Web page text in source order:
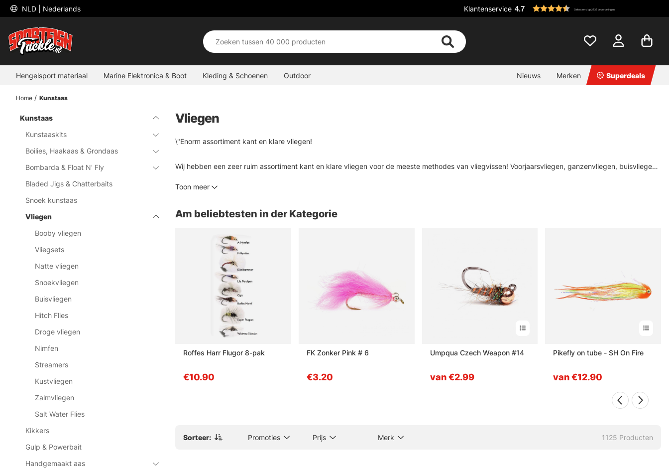
NLD | Nederlands Klantenservice 4.7 Gebaseerd op 2732 beoordelingen
Hengelsport materiaal Marine Elektronica & Boot Kleding & Schoenen Outdoor Nieuws Merken Superdeals
Home Kunstaas
Kunstaas
Kunstaaskits
Boilies, Haakaas & Grondaas
Bombarda & Float N' Fly
Bladed Jigs & Chatterbaits
Snoek kunstaas
Vliegen
Booby vliegen
Vliegsets
Natte vliegen
Snoekvliegen
Buisvliegen
Hitch Flies
Droge vliegen
Nimfen
Streamers
Kustvliegen
Zalmvliegen
Salt Water Flies
Kikkers
Gulp & Powerbait
Handgemaakt aas
Vliegen
\"Enorm assortiment kant en klare vliegen!
Wij hebben een zeer ruim assortiment kant en klare vliegen voor de meeste methodes van vliegvissen! Voorjaarsvliegen, ganzenvliegen, buisvliegen,
etc. Allemaal omdat we ervoor willen zorgen dat je een beetje weet over de vlieg die je koopt en dat het van hoge kwaliteit is! Als je niet zeker weet
te halen!\"
Toon meer
Am beliebtesten in der Kategorie
Roffes Harr Flugor 8-pak
€10.90
FK Zonker Pink # 6
€3.20
Umpqua Czech Weapon #14
van €2.99
Pikefly on tube - SH On Fire
van €12.90
Sorteer: Promoties Prijs Merk 1125 Producten